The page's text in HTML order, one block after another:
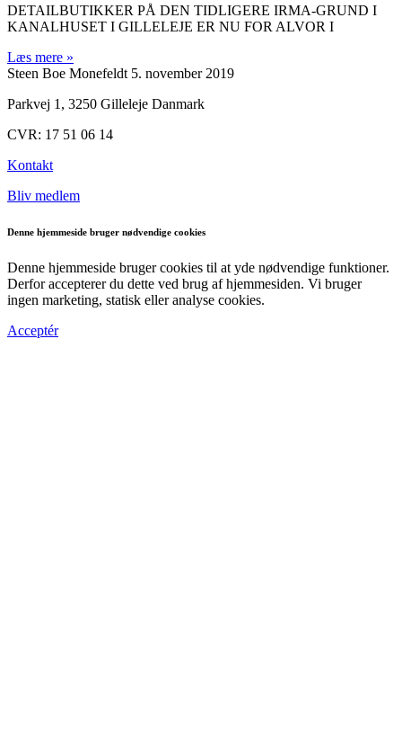
DETAILBUTIKKER PÅ DEN TIDLIGERE IRMA-GRUND I
KANALHUSET I GILLELEJE ER NU FOR ALVOR I
Læs mere »
Steen Boe Monefeldt 5. november 2019
Parkvej 1, 3250 Gilleleje Danmark
CVR: 17 51 06 14
Kontakt
Bliv medlem
Denne hjemmeside bruger nødvendige cookies
Denne hjemmeside bruger cookies til at yde nødvendige funktioner.
Derfor accepterer du dette ved brug af hjemmesiden. Vi bruger
ingen marketing, statisk eller analyse cookies.
Acceptér